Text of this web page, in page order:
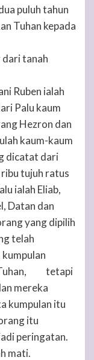
puluh tahun
Tuhan kepada
dari tanah
Ruben ialah
Palu kaum
Hezron dan
kaum-kaum
dicatat dari
tujuh ratus
ialah Eliab,
Datan dan
yang dipilih
telah
,
tetapi
mereka
kumpulan itu
itu
peringatan.
mati.